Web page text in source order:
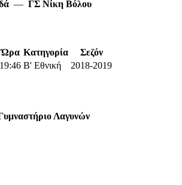
— ΓΣ Νίκη Βόλου
Ώρα Κατηγορία
Σεζόν
19:46 Β' Εθνική 2018-2019
Λαγυνών